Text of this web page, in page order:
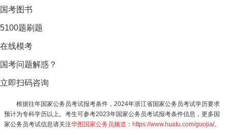
国考图书
5100题刷题
在线模考
国考问题解惑？
立即扫码咨询
根据往年国家公务员考试报考条件，2024年浙江省国家公务员考试学历要求
预计为专科学历以上。考生可参考2023年国家公务员考试报考条件信息，更多国
家公务员考试信息请关注华图国家公务员频道 ： https://www.huatu.com/guojia/。